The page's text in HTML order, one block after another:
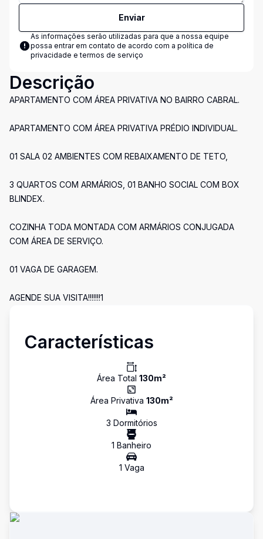
Enviar
As informações serão utilizadas para que a nossa equipe
possa entrar em contato de acordo com a política de
privacidade e termos de serviço
Descrição
APARTAMENTO COM ÁREA PRIVATIVA NO BAIRRO CABRAL.
APARTAMENTO COM ÁREA PRIVATIVA PRÉDIO INDIVIDUAL.
01 SALA 02 AMBIENTES COM REBAIXAMENTO DE TETO,
3 QUARTOS COM ARMÁRIOS, 01 BANHO SOCIAL COM BOX
BLINDEX.
COZINHA TODA MONTADA COM ARMÁRIOS CONJUGADA
COM ÁREA DE SERVIÇO.
01 VAGA DE GARAGEM.
AGENDE SUA VISITA!!!!!!!1
Características
Área Total 130m²
Área Privativa 130m²
3 Dormitórios
1 Banheiro
1 Vaga